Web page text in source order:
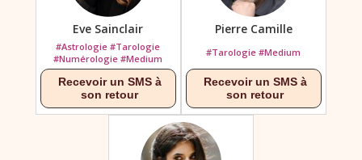
Eve Sainclair
#Astrologie #Tarologie
#Numérologie #Medium
Pierre Camille
#Tarologie #Medium